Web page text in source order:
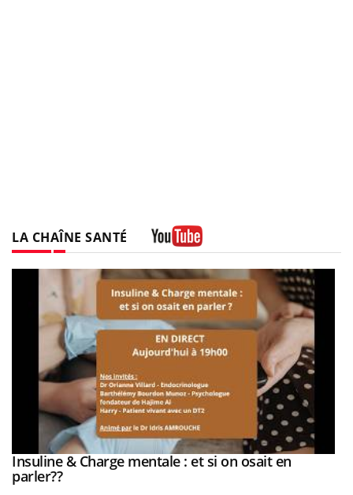
LA CHAÎNE SANTÉ
Youtube
Insuline & Charge mentale : et si on osait en
parler??Youtube